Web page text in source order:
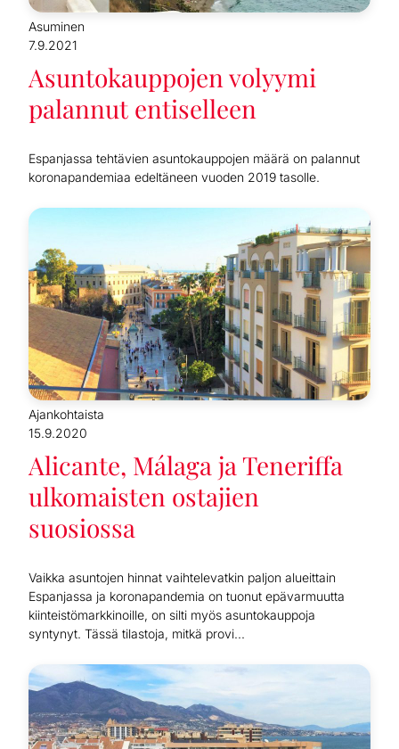
Asuminen
7.9.2021
Asuntokauppojen volyymi
palannut entiselleen
Espanjassa tehtävien asuntokauppojen määrä on palannut
koronapandemiaa edeltäneen vuoden 2019 tasolle.
Ajankohtaista
15.9.2020
Alicante, Málaga ja Teneriffa
ulkomaisten ostajien
suosiossa
Vaikka asuntojen hinnat vaihtelevatkin paljon alueittain
Espanjassa ja koronapandemia on tuonut epävarmuutta
kiinteistömarkkinoille, on silti myös asuntokauppoja
syntynyt. Tässä tilastoja, mitkä provi...